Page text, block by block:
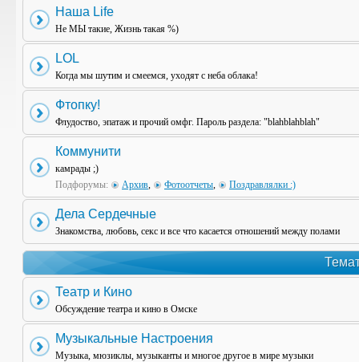
Наша Life
Не МЫ такие, Жизнь такая %)
LOL
Когда мы шутим и смеемся, уходят с неба облака!
Фтопку!
Флудоство, эпатаж и прочий омфг. Пароль раздела: "blahblahblah"
Коммунити
камрады ;)
Подфорумы:
Архив, Фотоотчеты, Поздравлялки :)
Дела Сердечные
Знакомства, любовь, секс и все что касается отношений между полами
Театр и Кино
Обсуждение театра и кино в Омске
Музыкальные Настроения
Музыка, мюзиклы, музыканты и многое другое в мире музыки